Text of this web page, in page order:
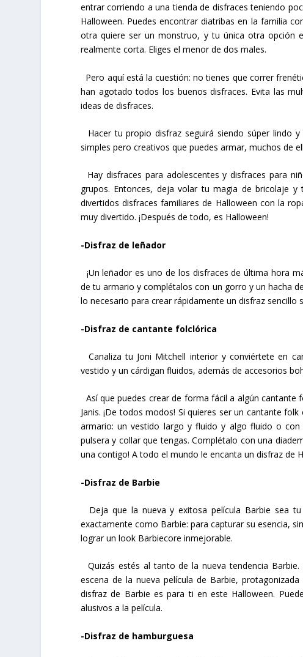
entrar corriendo a una tienda de disfraces teniendo
Halloween. Puedes encontrar diatribas en la familia
otra quiere ser un monstruo, y tu única otra opción
realmente corta. Eliges el menor de dos males.
Pero aquí está la cuestión: no tienes que correr
han agotado todos los buenos disfraces. Evita las
ideas de disfraces.
Hacer tu propio disfraz seguirá siendo súper lindo
simples pero creativos que puedes armar, muchos de
Hay disfraces para adolescentes y disfraces para
grupos. Entonces, deja volar tu magia de bricolaje
divertidos disfraces familiares de Halloween con la
muy divertido. ¡Después de todo, es Halloween!
-Disfraz de leñador
¡Un leñador es uno de los disfraces de última hora
de tu armario y complétalos con un gorro y un hacha
lo necesario para crear rápidamente un disfraz sencillo
-Disfraz de cantante folclórica
Canaliza tu Joni Mitchell interior y conviértete en
vestido y un cárdigan fluidos, además de accesorios
Así que puedes crear de forma fácil a algún cantante
Janis. ¡De todos modos! Si quieres ser un cantante
armario: un vestido largo y fluido y algo fluido o
pulsera y collar que tengas. Complétalo con una
una contigo! A todo el mundo le encanta un disfraz de
-Disfraz de Barbie
Deja que la nueva y exitosa película Barbie sea
exactamente como Barbie: para capturar su esencia,
lograr un look Barbiecore inmejorable.
Quizás estés al tanto de la nueva tendencia
escena de la nueva película de Barbie,
disfraz de Barbie es para ti en este Halloween.
alusivos a la película.
-Disfraz de hamburguesa